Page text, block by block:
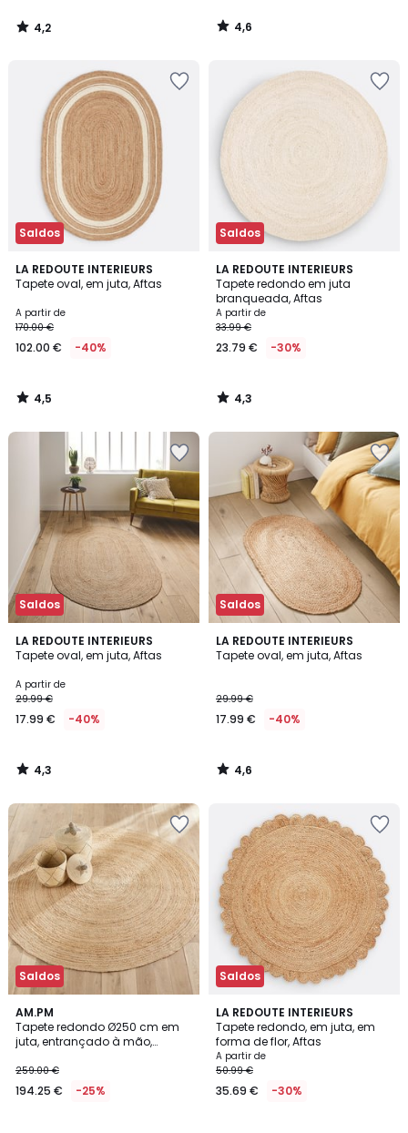
16.74
€
24.99
desconto
aplicado.
4,2
/
4,6
/
Saldos
LA REDOUTE INTERIEURS
Tapete oval, em juta, Aftas
A partir de
170.00 €
102.00 € -40%
4,5
/ 5
4,5
/
Saldos
LA REDOUTE INTERIEURS
Tapete redondo em juta
branqueada, Aftas
A partir de
33.99 €
23.79 € -30%
4,3
/ 5
4,3
/
Saldos
LA REDOUTE INTERIEURS
Tapete oval, em juta, Aftas
A partir de
29.99 €
17.99 € -40%
4,3
/ 5
4,3
/
Saldos
LA REDOUTE INTERIEURS
Tapete oval, em juta, Aftas
29.99 €
17.99 € -40%
4,6
/ 5
4,6
/
Saldos
AM.PM
Tapete redondo Ø250 cm em
juta, entrançado à mão,
259.00 €
194.25 € -25%
4,5
/ 5
Saldos
LA REDOUTE INTERIEURS
Tapete redondo, em juta, em
forma de flor, Aftas
A partir de
50.99 €
35.69 € -30%
4,4
/ 5